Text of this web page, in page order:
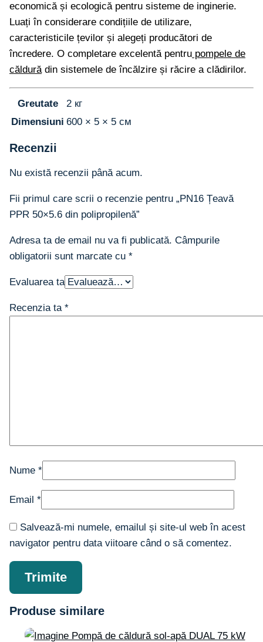
economică și ecologică pentru sisteme de inginerie.
Luați în considerare condițiile de utilizare,
caracteristicile țevilor și alegeți producători de
încredere. O completare excelentă pentru pompele de
căldurădin sistemele de încălzire și răcire a clădirilor.
Greutate
2 кг
Dimensiuni 600 × 5 × 5 см
Recenzii
Nu există recenzii până acum.
Fii primul care scrii o recenzie pentru „PN16 Țeavă
PPR 50×5.6 din polipropilenă”
Adresa ta de email nu va fi publicată. Câmpurile
obligatorii sunt marcate cu *
Evaluarea ta
Recenzia ta *
Nume *
Email *
Salvează-mi numele, emailul și site-ul web în acest
navigator pentru data viitoare când o să comentez.
Produse similare